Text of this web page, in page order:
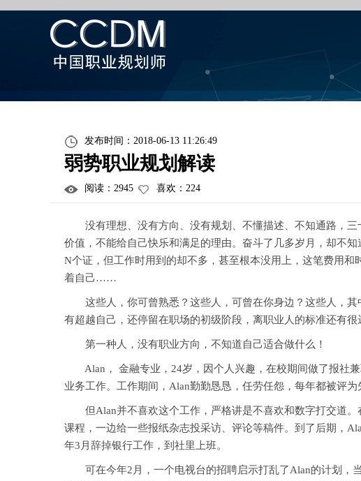
发布时间：2018-06-13 11:26:49
弱势职业规划解读
阅读： 2945 喜欢： 224
没有理想、没有方向、没有规划、不懂描述、不知通路，三
价值，不能给自己快乐和满足的理由。奋斗了几多岁月，却不
N个证，但工作时用到的却不多，甚至根本没用上，这笔费用
着自己……
这些人，你可曾熟悉？这些人，可曾在你身边？这些人，其
有超越自己，还停留在职场的初级阶段，离职业人的标准还有很
第一种人，没有职业方向，不知道自己适合做什么！
Alan， 金融专业，24岁，因个人兴趣，在校期间做了报社兼
业务工作。工作期间，Alan勤勤恳恳，任劳任怨，每年都被评为
但Alan并不喜欢这个工作，严格讲是不喜欢和数字打交道。
课程，一边给一些报纸杂志投采访、评论等稿件。到了后期，
年3月辞掉银行工作，到社里上班。
可在今年2月，一个电视台的招聘启示打乱了Alan的计划，